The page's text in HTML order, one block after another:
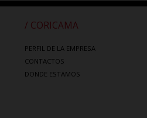
/ CORICAMA
PERFIL DE LA EMPRESA
CONTACTOS
DONDE ESTAMOS